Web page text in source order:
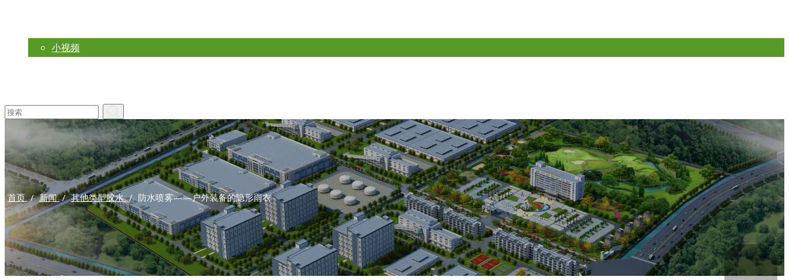
小视频
首页 / 新闻 / 其他类型胶水 / 防水喷雾——户外装备的隐形雨衣